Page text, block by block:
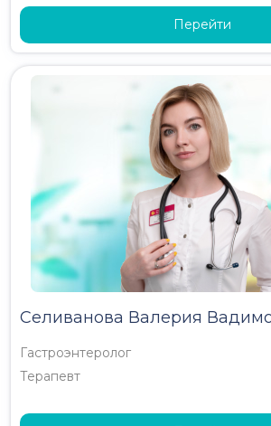
Перейти
Селиванова Валерия
Гастроэнтеролог
Терапевт